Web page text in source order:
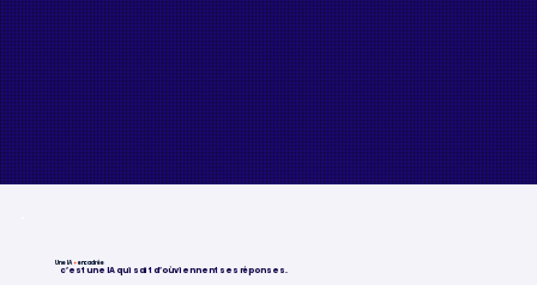
Une IA✦encadrée
c’est une IA qui sait d’où viennent ses réponses.